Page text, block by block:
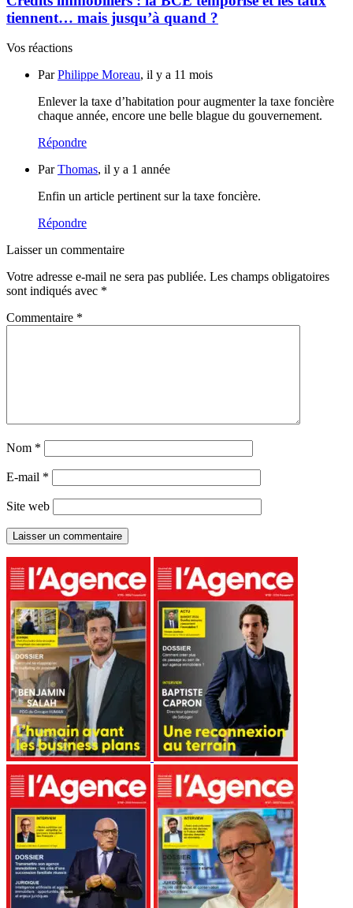
tiennent… mais jusqu’à quand ?
Vos réactions
ParPhilippe Moreau, il y a 11 mois
Enlever la taxe d’habitation pour augmenter la taxe foncière
chaque année, encore une belle blague du gouvernement.
Répondre
ParThomas, il y a 1 année
Enfin un article pertinent sur la taxe foncière.
Répondre
Laisser un commentaire
Votre adresse e-mail ne sera pas publiée. Les champs obligatoires
sont indiqués avec *
Commentaire *
Nom *
E-mail *
Site web